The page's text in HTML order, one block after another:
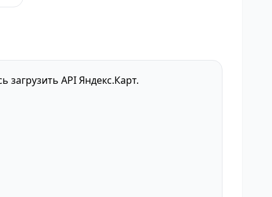
загрузить API Яндекс.Карт.